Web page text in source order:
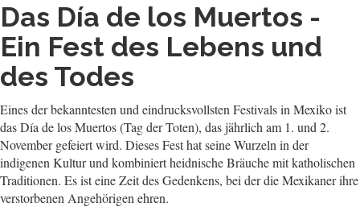
Das Día de los Muertos -
Ein Fest des Lebens und
des Todes
Eines der bekanntesten und eindrucksvollsten Festivals in Mexiko ist
das Día de los Muertos (Tag der Toten), das jährlich am 1. und 2.
November gefeiert wird. Dieses Fest hat seine Wurzeln in der
indigenen Kultur und kombiniert heidnische Bräuche mit katholischen
Traditionen. Es ist eine Zeit des Gedenkens, bei der die Mexikaner ihre
verstorbenen Angehörigen ehren.